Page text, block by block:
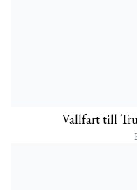
Vallfart till